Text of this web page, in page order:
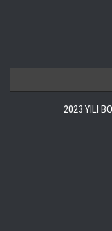
2023 YILI